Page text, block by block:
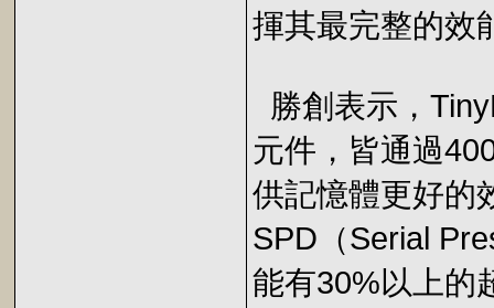
揮其最完整的效
勝創表示，
元件，皆通過
供記憶體更好的
SPD（Serial
能有30%以上的